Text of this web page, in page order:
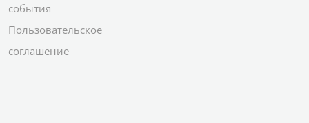
события
Пользовательское
соглашение